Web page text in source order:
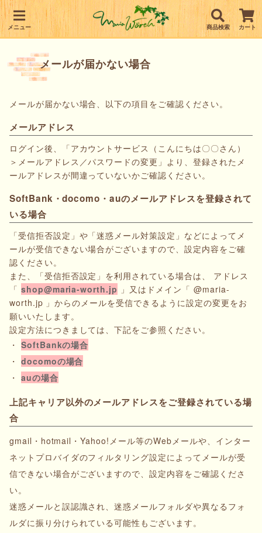
メニュー 商品検索 カート
メールが届かない場合
メールが届かない場合、以下の項目をご確認ください。
メールアドレス
ログイン後、「アカウントサービス（こんにちは〇〇さん）
＞メールアドレス／パスワードの変更」より、登録されたメ
ールアドレスが間違っていないかご確認ください。
SoftBank・docomo・auのメールアドレスを登録されて
いる場合
「受信拒否設定」や「迷惑メール対策設定」などによってメ
ールが受信できない場合がございますので、設定内容をご確
認ください。
また、「受信拒否設定」を利用されている場合は、 アドレス
「 shop@maria-worth.jp 」又はドメイン「 @maria-
worth.jp 」からのメールを受信できるように設定の変更をお
願いいたします。
設定方法につきましては、下記をご参照ください。
・ SoftBankの場合
・ docomoの場合
・ auの場合
上記キャリア以外のメールアドレスをご登録されている場
合
gmail・hotmail・Yahoo!メール等のWebメールや、インター
ネットプロバイダのフィルタリング設定によってメールが受
信できない場合がございますので、設定内容をご確認くださ
い。
迷惑メールと誤認識され、迷惑メールフォルダや異なるフォ
ルダに振り分けられている可能性もございます。